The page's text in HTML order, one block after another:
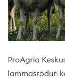
ProAgria
lammasrodun